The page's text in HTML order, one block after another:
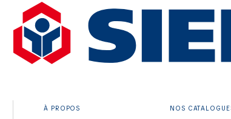
À PROPOS NOS